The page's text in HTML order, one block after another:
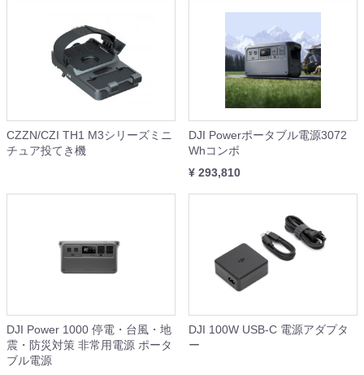
CZZN/CZI TH1 M3シリーズミニ
チュア投てき機
DJI Powerポータブル電源3072
Whコンボ
¥ 293,810
DJI Power 1000 停電・台風・地
震・防災対策 非常用電源 ポータ
ブル電源
DJI 100W USB-C 電源アダプタ
ー